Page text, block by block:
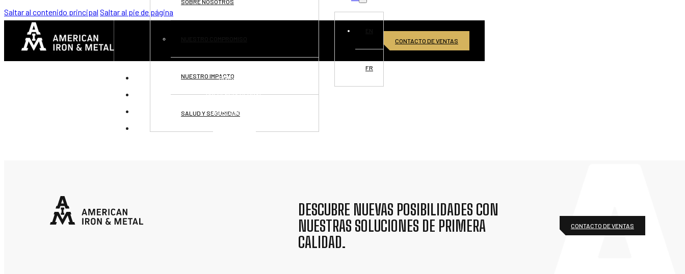
Saltar al contenido principal Saltar al pie de página
NUESTRO IMPACTO
SALUD Y SEGURIDAD
DIVISIONES
PRESENCIA GLOBAL
OPORTUNIDADES
FR
CONTACTO DE VENTAS
DESCUBRE NUEVAS POSIBILIDADES CON
NUESTRAS SOLUCIONES DE PRIMERA
CALIDAD.
CONTACTO DE VENTAS